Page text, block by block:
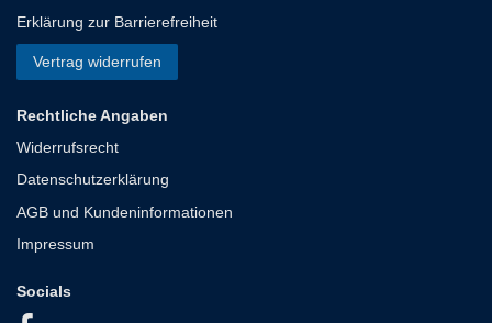
Erklärung zur Barrierefreiheit
Vertrag widerrufen
Rechtliche Angaben
Widerrufsrecht
Datenschutzerklärung
AGB und Kundeninformationen
Impressum
Socials